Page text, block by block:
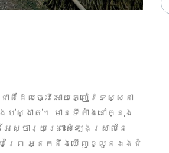
តិដែលធ្វើអោយភ្ញៀវទស្សនា
ប់ស្ងាត់។ មានទីតាំងនៅក្នុង
ចារ្យព្រោះសំឡេងស្រាលនៃ
មព្រៃ អ្នកនឹងឃើញខ្លួនឯងជុំ